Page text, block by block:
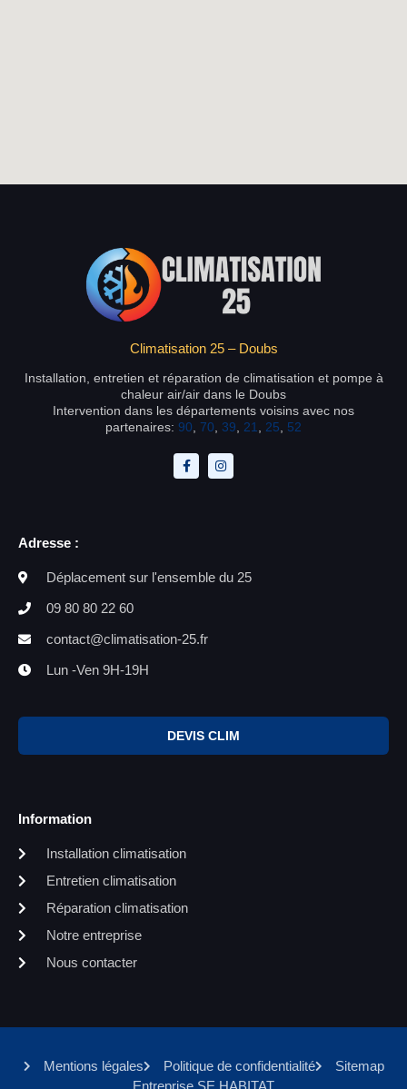
Climatisation 25 – Doubs
Installation, entretien et réparation de climatisation et pompe à
chaleur air/air dans le Doubs
Intervention dans les départements voisins avec nos
partenaires: 90 70 39 21 25 52
Adresse :
Déplacement sur l'ensemble du 25
09 80 80 22 60
contact@climatisation-25.fr
Lun -Ven 9H-19H
DEVIS CLIM
Information
Installation climatisation
Entretien climatisation
Réparation climatisation
Notre entreprise
Nous contacter
Mentions légales Politique de confidentialité
Sitemap